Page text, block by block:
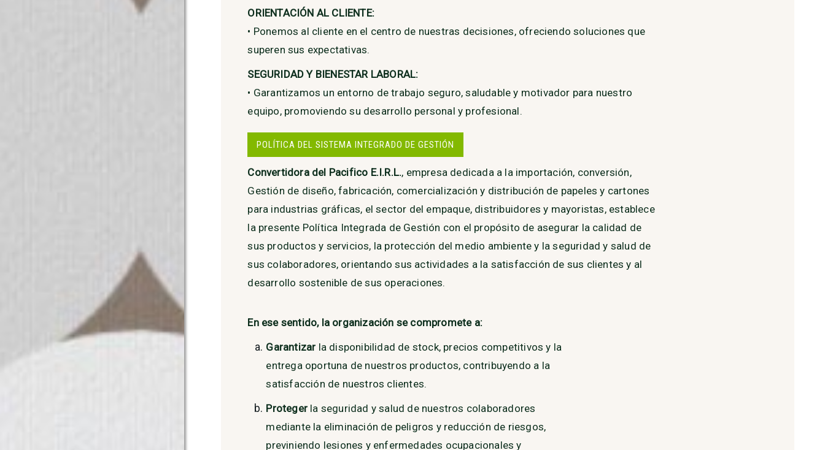
ORIENTACIÓN AL CLIENTE:
• Ponemos al cliente en el centro de nuestras decisiones, ofreciendo soluciones que
superen sus expectativas.
SEGURIDAD Y BIENESTAR LABORAL:
• Garantizamos un entorno de trabajo seguro, saludable y motivador para nuestro
equipo, promoviendo su desarrollo personal y profesional.
POLÍTICA DEL SISTEMA INTEGRADO DE GESTIÓN
Convertidora del Pacifico E.I.R.L., empresa dedicada a la importación, conversión,
Gestión de diseño, fabricación, comercialización y distribución de papeles y cartones
para industrias gráficas, el sector del empaque, distribuidores y mayoristas, establece
la presente Política Integrada de Gestión con el propósito de asegurar la calidad de
sus productos y servicios, la protección del medio ambiente y la seguridad y salud de
sus colaboradores, orientando sus actividades a la satisfacción de sus clientes y al
desarrollo sostenible de sus operaciones.
En ese sentido, la organización se compromete a:
Garantizar la disponibilidad de stock, precios competitivos y la
entrega oportuna de nuestros productos, contribuyendo a la
satisfacción de nuestros clientes.
Protegerla seguridad y salud de nuestros colaboradores
mediante la eliminación de peligros y reducción de riesgos,
previniendo lesiones y enfermedades ocupacionales y